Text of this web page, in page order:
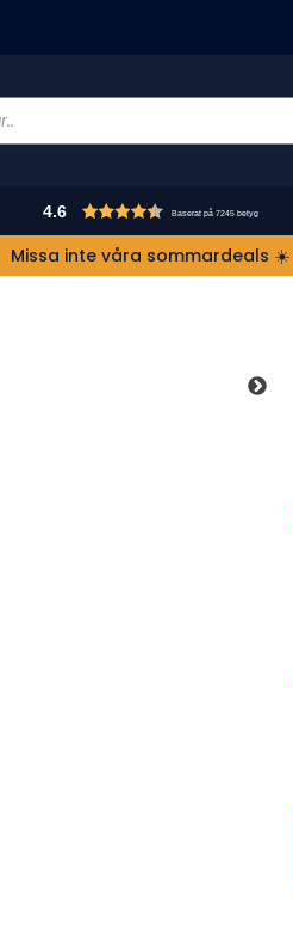
4.6 Baserat på 7245 betyg
Missa inte våra sommardeals ☀️